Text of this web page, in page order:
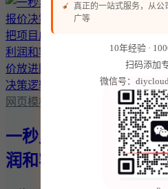
网页模板
一秒灵感~报价决策台
润和客户报价放进同
真正的一站式服务，从公
广等
10年经验 ·
扫码添加
微信号：